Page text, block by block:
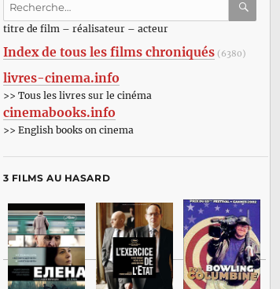
:titre de film – réalisateur – acteur
Index de tous les films chroniqués (6380)
livres-cinema.info
>> Tous les livres sur le cinéma
cinemabooks.info
>> English books on cinema
3 FILMS AU HASARD